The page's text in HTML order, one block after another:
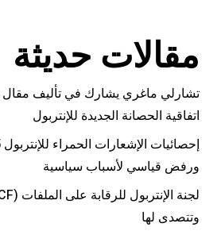
مقالات حديثة
اتفاقية الحصانة الجديدة للإنتربول
ورفض قياسي لأسباب سياسية
وتتصدى لها